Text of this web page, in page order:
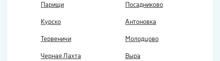
Парищи Посадниково
Курско Антоновка
Тервеничи Молодцово
Черная Лахта Выра